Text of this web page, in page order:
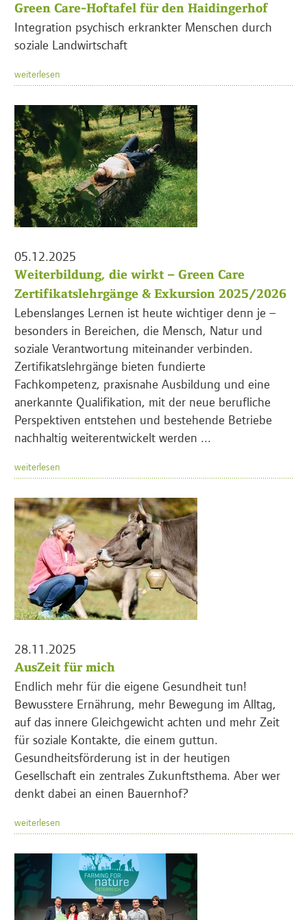
Green Care-Hoftafel für den Haidingerhof
Integration psychisch erkrankter Menschen durch
soziale Landwirtschaft
weiterlesen
05.12.2025
Weiterbildung, die wirkt – Green Care
Zertifikatslehrgänge & Exkursion 2025/2026
Lebenslanges Lernen ist heute wichtiger denn je –
besonders in Bereichen, die Mensch, Natur und
soziale Verantwortung miteinander verbinden.
Zertifikatslehrgänge bieten fundierte
Fachkompetenz, praxisnahe Ausbildung und eine
anerkannte Qualifikation, mit der neue berufliche
Perspektiven entstehen und bestehende Betriebe
nachhaltig weiterentwickelt werden ...
weiterlesen
28.11.2025
AusZeit für mich
Endlich mehr für die eigene Gesundheit tun!
Bewusstere Ernährung, mehr Bewegung im Alltag,
auf das innere Gleichgewicht achten und mehr Zeit
für soziale Kontakte, die einem guttun.
Gesundheitsförderung ist in der heutigen
Gesellschaft ein zentrales Zukunftsthema. Aber wer
denkt dabei an einen Bauernhof?
weiterlesen